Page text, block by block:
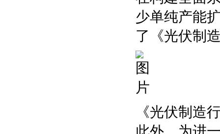
少单纯产能
了《光伏制
《光伏制造